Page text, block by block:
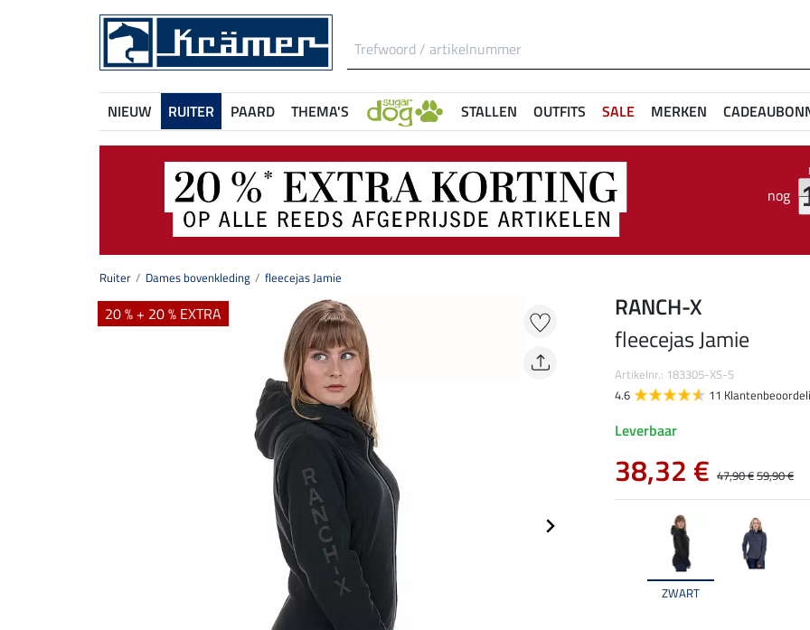
NIEUW RUITER PAARD THEMA'S STALLEN OUTFITS SALE MERKEN
nog
Ruiter Dames bovenkleding fleecejas Jamie
20 % + 20 % EXTRA
ZWART
RANCH-X
fleecejas Jamie
Artikelnr.: 183305-XS-S
4.6
11
Leverbaar
38,32 € 47,90 €59,90 €